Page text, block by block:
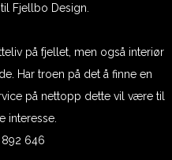
Fjellbo Design.
på fjellet, men også interiør
Har troen på det å finne en
på nettopp dette vil være til
interesse.
892 646